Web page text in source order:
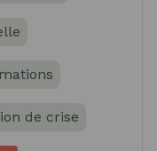
de crise